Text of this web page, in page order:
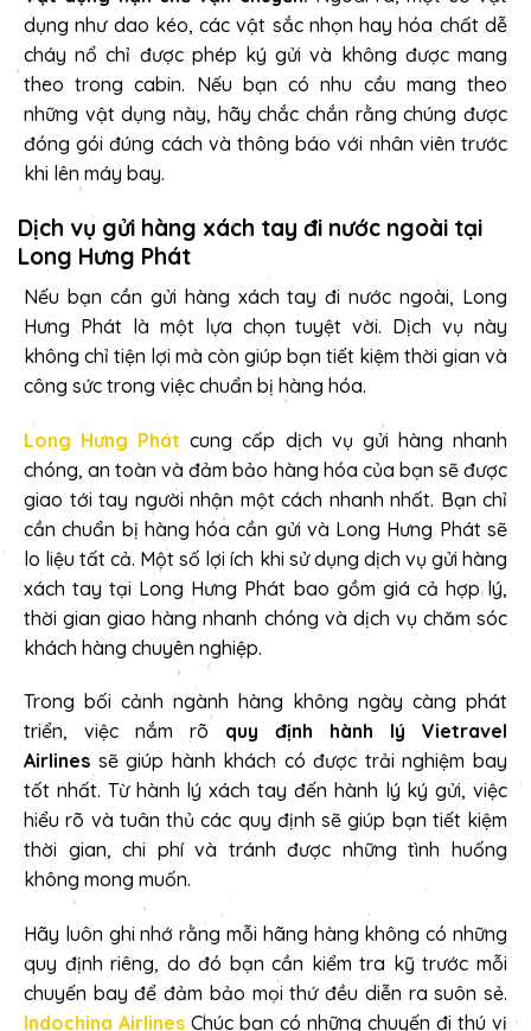
dụng như dao kéo, các vật sắc nhọn hay hóa chất dễ
cháy nổ chỉ được phép ký gửi và không được mang
theo trong cabin. Nếu bạn có nhu cầu mang theo
những vật dụng này, hãy chắc chắn rằng chúng được
đóng gói đúng cách và thông báo với nhân viên trước
khi lên máy bay.
Dịch vụ gửi hàng xách tay đi nước ngoài tại
Long Hưng Phát
Nếu bạn cần gửi hàng xách tay đi nước ngoài, Long
Hưng Phát là một lựa chọn tuyệt vời. Dịch vụ này
không chỉ tiện lợi mà còn giúp bạn tiết kiệm thời gian và
công sức trong việc chuẩn bị hàng hóa.
Long Hưng Phát cung cấp dịch vụ gửi hàng nhanh
chóng, an toàn và đảm bảo hàng hóa của bạn sẽ được
giao tới tay người nhận một cách nhanh nhất. Bạn chỉ
cần chuẩn bị hàng hóa cần gửi và Long Hưng Phát sẽ
lo liệu tất cả. Một số lợi ích khi sử dụng dịch vụ gửi hàng
xách tay tại Long Hưng Phát bao gồm giá cả hợp lý,
thời gian giao hàng nhanh chóng và dịch vụ chăm sóc
khách hàng chuyên nghiệp.
Trong bối cảnh ngành hàng không ngày càng phát
triển, việc nắm rõ quy định hành lý Vietravel
Airlines sẽ giúp hành khách có được trải nghiệm bay
tốt nhất. Từ hành lý xách tay đến hành lý ký gửi, việc
hiểu rõ và tuân thủ các quy định sẽ giúp bạn tiết kiệm
thời gian, chi phí và tránh được những tình huống
không mong muốn.
Hãy luôn ghi nhớ rằng mỗi hãng hàng không có những
quy định riêng, do đó bạn cần kiểm tra kỹ trước mỗi
chuyến bay để đảm bảo mọi thứ đều diễn ra suôn sẻ.
Indochina Airlines Chúc bạn có những chuyến đi thú vị